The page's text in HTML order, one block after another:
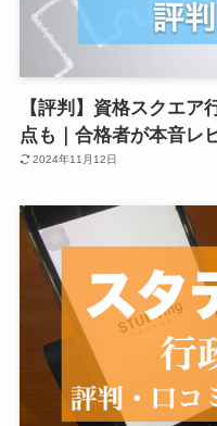
【評判】資格スクエ
点も｜合格者が本音レ
2024年11月12日